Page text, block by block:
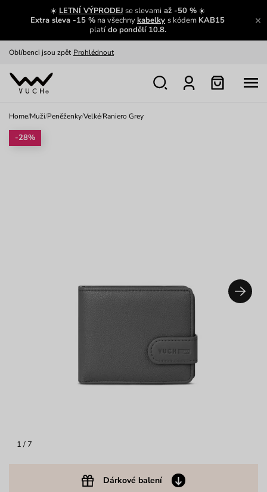
☀️ LETNÍ VÝPRODEJ se slevamiaž -50 %☀️
Extra sleva -15 % na všechnykabelky s kódem KAB15
platído pondělí 10.8.
Zajímavosti ze světa Vuch:
Zobrazit
Oblíbenci jsou zpět Prohlédnout
Nech se inspirovat
Home/Muži/Peněženky/Velké/Raniero Grey
1 / 7
Dárkové balení
-28%